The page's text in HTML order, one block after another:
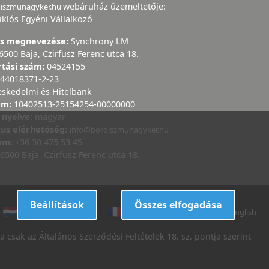
webáruház üzemeltetője:
Egyéni Vállalkozó
megnevezése: Synchrony LM
6500 Baja, Czirfusz Ferenc utca 18.
szám: 04524155
44018371-2-23
és Hitelbank
10402513-25154254-00000000
magyar
elérhetőség:
info@bordiszmunagyker.hu
+36 30 475 53 45
6500 Baja, Czirfusz Ferenc utca 18.
dutch danish french italian english
az Általános Szerződési Feltételek 18. sz. pontja szerint
Beállítások Összes elfogadása